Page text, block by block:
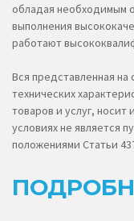
обладая необходимым
выполнения
работают
Вся представленная
технических
товаров и услуг,
условиях не является
положениями Статьи